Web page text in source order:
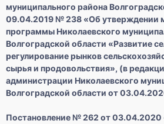
муниципального района
09.04.2019 № 238 «Об утверждении
программы Николаевского
Волгоградской области «Развитие
регулирование рынков
сырья и продовольствия», (в
администрации Николаевского
Волгоградской области от
Постановление № 262 от 03.04.2020